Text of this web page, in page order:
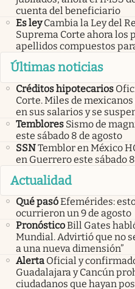
cuenta del beneficiario
Es ley Cambia la Ley del
Suprema Corte ahora los
apellidos compuestos
Últimas noticias
Créditos hipotecarios
Corte. Miles de
en sus salarios y se
Temblores Sismo de
este sábado 8 de agosto
SSNTemblor en México
en Guerrero este sábado
Actualidad
Qué pasóEfemérides:
ocurrieron un 9 de agosto
PronósticoBill Gates
Mundial. Advirtió que no
a una nueva dimensión”
Alerta Oficial y
Guadalajara y Cancún
ciudadanos que hayan